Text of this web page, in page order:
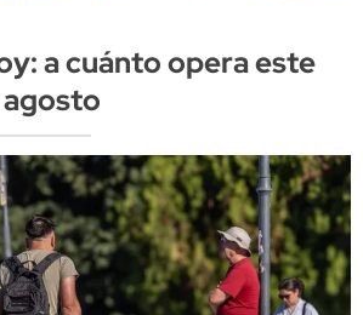
a cuánto opera este